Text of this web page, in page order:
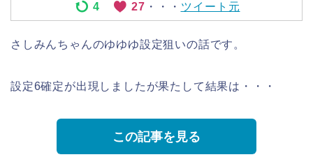
4 27 ・・・ ツイート元
さしみんちゃんのゆゆゆ設定狙いの話です。
設定6確定が出現しましたが果たして結果は・・・
この記事を見る